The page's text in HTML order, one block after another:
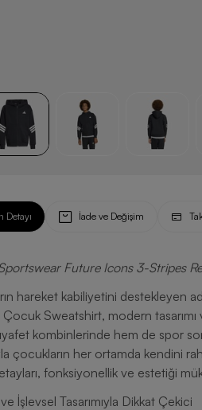
Detayı İade ve Değişim
Future Icons 3-Stripes
hareket kabiliyetini destekleyen
Sweatshirt, modern tasarımı
kombinlerinde hem de spor
çocukların her ortamda kendini
fonksiyonellik ve estetiği
İşlevsel Tasarımıyla Dikkat Çekici